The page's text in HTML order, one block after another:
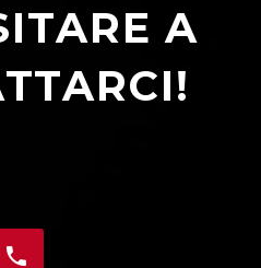
A

